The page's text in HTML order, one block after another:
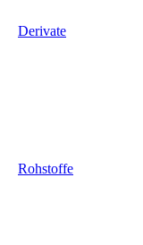
Derivate
Rohstoffe